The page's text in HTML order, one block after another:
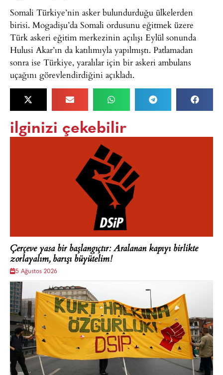
Somali Türkiye’nin asker bulundurduğu ülkelerden
birisi. Mogadişu’da Somali ordusunu eğitmek üzere
Türk askeri eğitim merkezinin açılışı Eylül sonunda
Hulusi Akar’ın da katılımıyla yapılmıştı. Patlamadan
sonra ise Türkiye, yaralılar için bir askeri ambulans
uçağını görevlendirdiğini açıkladı.
ilginizi çekebilir
Çerçeve yasa bir başlangıçtır: Aralanan kapıyı birlikte
zorlayalım, barışı büyütelim!
5 Ağustos 2026